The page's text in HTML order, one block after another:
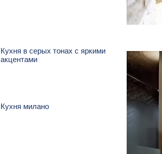
Кухня в серых тонах с яркими
акцентами
Кухня милано